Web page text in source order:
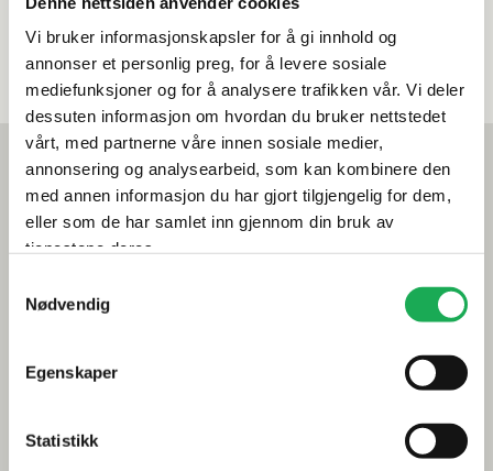
Vi bruker informasjonskapsler for å gi innhold og
annonser et personlig preg, for å levere sosiale
mediefunksjoner og for å analysere trafikken vår. Vi deler
dessuten informasjon om hvordan du bruker nettstedet
vårt, med partnerne våre innen sosiale medier,
annonsering og analysearbeid, som kan kombinere den
med annen informasjon du har gjort tilgjengelig for dem,
eller som de har samlet inn gjennom din bruk av
tjenestene deres.
Nødvendig
Egenskaper
Statistikk
Mest lest akkurat nå
Årets flis hos Flisekompaniet
Klikkvinyl - Gulvet som tåler alt
Tips og råd
Dette må du tenke på når du innreder badet
Visste du at du kan legge flis på flis